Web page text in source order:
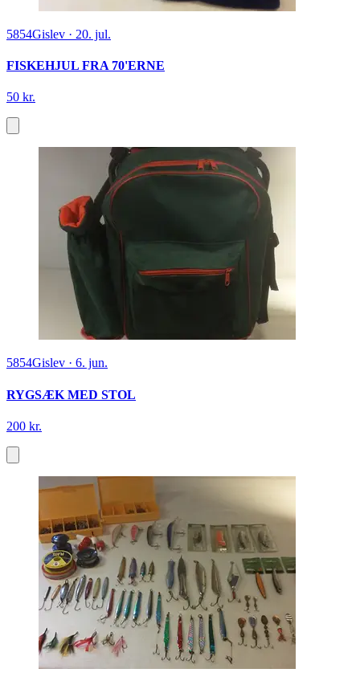
5854Gislev · 20. jul.
FISKEHJUL FRA 70'ERNE
50 kr.
5854Gislev · 6. jun.
RYGSÆK MED STOL
200 kr.